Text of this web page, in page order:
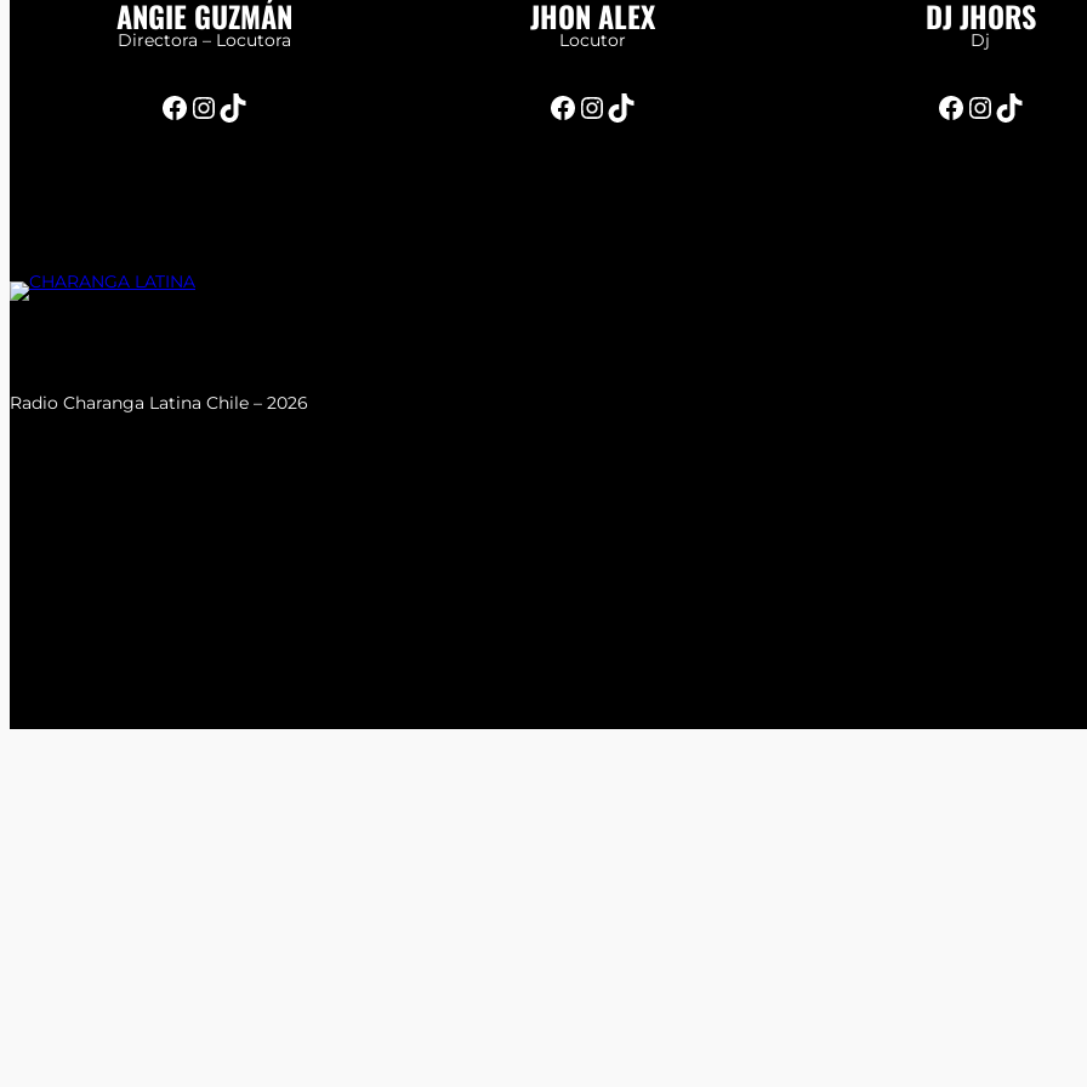
ANGIE GUZMÁN
Directora – Locutora
Facebook InstagramTikTok
JHON ALEX
Locutor
Facebook InstagramTikTok
DJ JHORS
Dj
Facebook InstagramTikTok
Radio Charanga Latina Chile – 2026